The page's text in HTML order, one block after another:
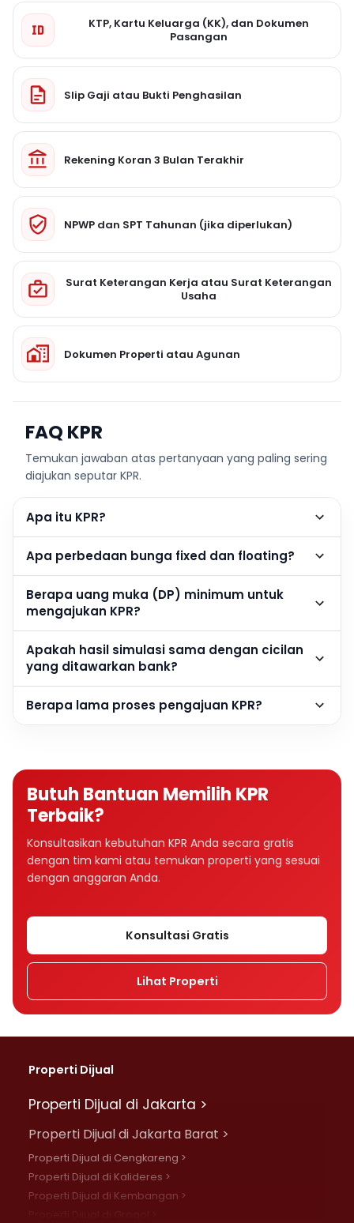
KTP, Kartu Keluarga (KK), dan Dokumen
Pasangan
Slip Gaji atau Bukti Penghasilan
Rekening Koran 3 Bulan Terakhir
NPWP dan SPT Tahunan (jika diperlukan)
Surat Keterangan Kerja atau Surat Keterangan
Usaha
Dokumen Properti atau Agunan
FAQ KPR
Temukan jawaban atas pertanyaan yang paling sering
diajukan seputar KPR.
Apa itu KPR?
Apa perbedaan bunga fixed dan floating?
Berapa uang muka (DP) minimum untuk
mengajukan KPR?
Apakah hasil simulasi sama dengan cicilan
yang ditawarkan bank?
Berapa lama proses pengajuan KPR?
Butuh Bantuan Memilih KPR
Terbaik?
Konsultasikan kebutuhan KPR Anda secara gratis
dengan tim kami atau temukan properti yang sesuai
dengan anggaran Anda.
Konsultasi Gratis
Lihat Properti
Properti Dijual
Properti Dijual di Jakarta >
Properti Dijual di Jakarta Barat >
Properti Dijual di Cengkareng >
Properti Dijual di Kalideres >
Properti Dijual di Kembangan >